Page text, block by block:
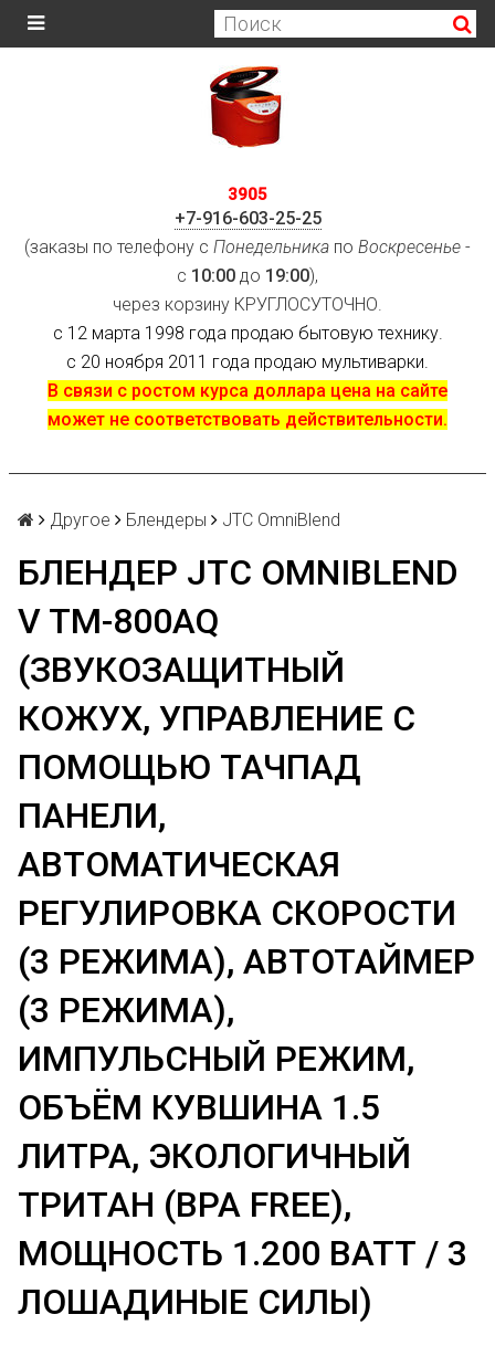
3905
+7-916-603-25-25
(заказы по телефону с Понедельника по Воскресенье -
с 10:00 до 19:00),
через корзину КРУГЛОСУТОЧНО.
с 12 марта 1998 года продаю бытовую технику.
с 20 ноября 2011 года продаю мультиварки.
В связи с ростом курса доллара цена на сайте
может не соответствовать действительности.
Другое Блендеры JTC OmniBlend
БЛЕНДЕР JTC OMNIBLEND
V TM-800AQ
(ЗВУКОЗАЩИТНЫЙ
КОЖУХ, УПРАВЛЕНИЕ С
ПОМОЩЬЮ ТАЧПАД
ПАНЕЛИ,
АВТОМАТИЧЕСКАЯ
РЕГУЛИРОВКА СКОРОСТИ
(3 РЕЖИМА), АВТОТАЙМЕР
(3 РЕЖИМА),
ИМПУЛЬСНЫЙ РЕЖИМ,
ОБЪЁМ КУВШИНА 1.5
ЛИТРА, ЭКОЛОГИЧНЫЙ
ТРИТАН (BPA FREE),
МОЩНОСТЬ 1.200 ВАТТ / 3
ЛОШАДИНЫЕ СИЛЫ)